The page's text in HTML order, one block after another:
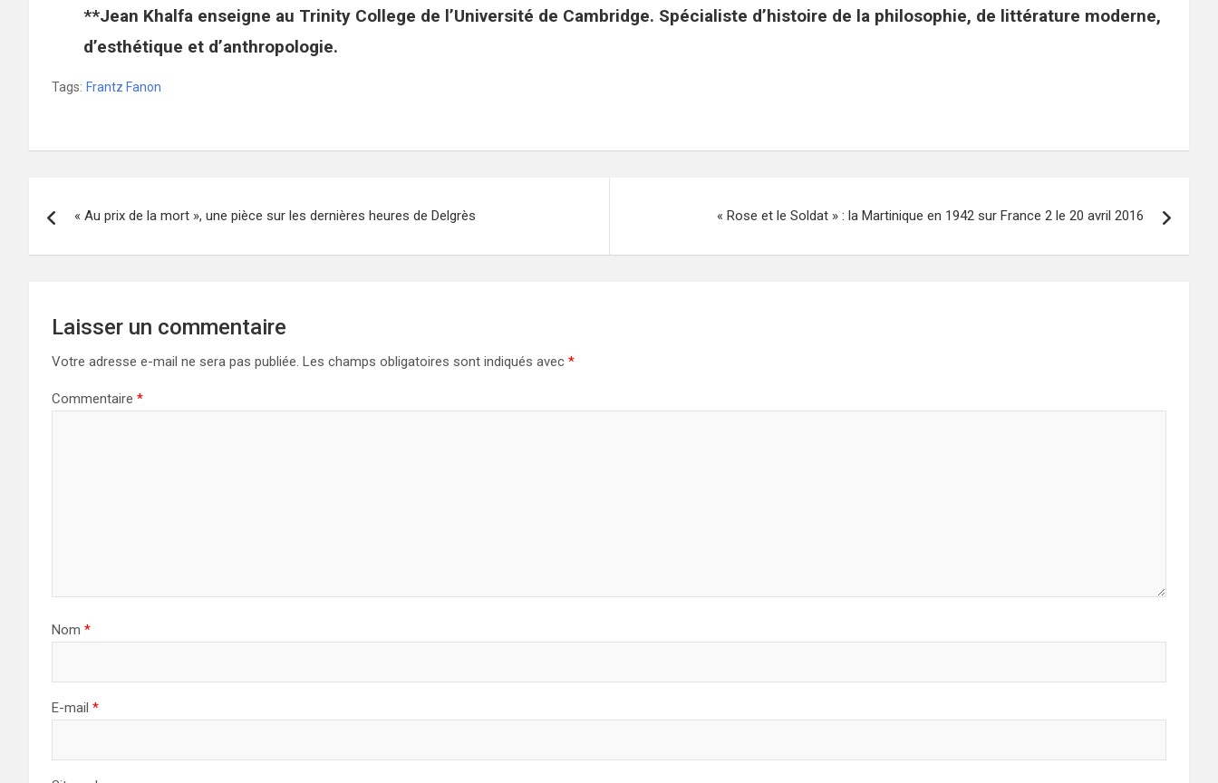
**Jean Khalfa enseigne au Trinity College de l’Université de Cambridge. Spécialiste d’histoire de la philosophie, de littérature moderne,
d’esthétique et d’anthropologie.
Tags: Frantz Fanon
de
« Au prix de la mort », une pièce sur les dernières heures de Delgrès « Rose et le Soldat » : la Martinique en 1942 sur France 2 le 20 avril 2016
Laisser un commentaire
Votre adresse e-mail ne sera pas publiée. Les champs obligatoires sont indiqués avec *
Commentaire *
Nom *
E-mail *